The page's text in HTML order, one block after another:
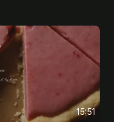
15:51